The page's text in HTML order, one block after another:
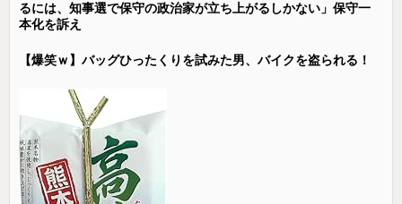
るには、知事選で保守の政治家が立ち上がるしかない」保守一
本化を訴え
【爆笑ｗ】バッグひったくりを試みた男、バイクを盗られる！